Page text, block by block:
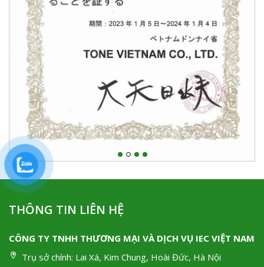
THÔNG TIN LIÊN HỆ
CÔNG TY TNHH THƯƠNG MẠI VÀ DỊCH VỤ IEC VIỆT NAM
Trụ sở chính: Lai Xá, Kim Chung, Hoài Đức, Hà Nội